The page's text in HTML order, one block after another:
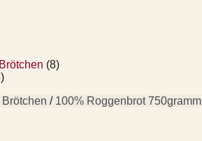
(8)
/ 100% Roggenbrot 750gramm